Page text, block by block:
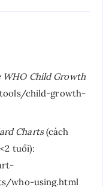
WHO Child Growth
child-growth-
Charts(cách
tuổi):
who-using.html